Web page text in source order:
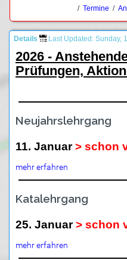
/ Termine /
Details Last Updated: Sunday,
2026 -
Prüfungen,
Neujahrslehrgang
11. Januar> schon
mehr erfahren
Katalehrgang
25. Januar > schon
mehr erfahren